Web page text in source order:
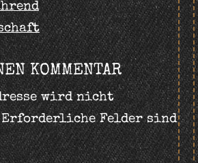
KOMMENTAR
wird nicht
Erforderliche Felder sind